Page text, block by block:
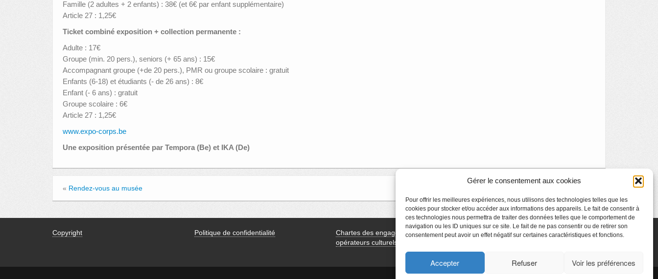
Gérer le consentement aux cookies
Pour offrir les meilleures expériences, nous utilisons des technologies telles que les
cookies pour stocker et/ou accéder aux informations des appareils. Le fait de consentir à
ces technologies nous permettra de traiter des données telles que le comportement de
navigation ou les ID uniques sur ce site. Le fait de ne pas consentir ou de retirer son
consentement peut avoir un effet négatif sur certaines caractéristiques et fonctions.
Accepter Refuser Voir les préférences
Famille (2 adultes + 2 enfants) : 38€ (et 6€ par enfant supplémentaire)
Article 27 : 1,25€
Ticket combiné exposition + collection permanente :
Adulte : 17€
Groupe (min. 20 pers.), seniors (+ 65 ans) : 15€
Accompagnant groupe (+de 20 pers.), PMR ou groupe scolaire : gratuit
Enfants (6-18) et étudiants (- de 26 ans) : 8€
Enfant (- 6 ans) : gratuit
Groupe scolaire : 6€
Article 27 : 1,25€
www.expo-corps.be
Une exposition présentée par Tempora (Be) et IKA (De)
« Rendez-vous au musée
Copyright Politique de confidentialité
Chartes des engagements des
opérateurs culturels